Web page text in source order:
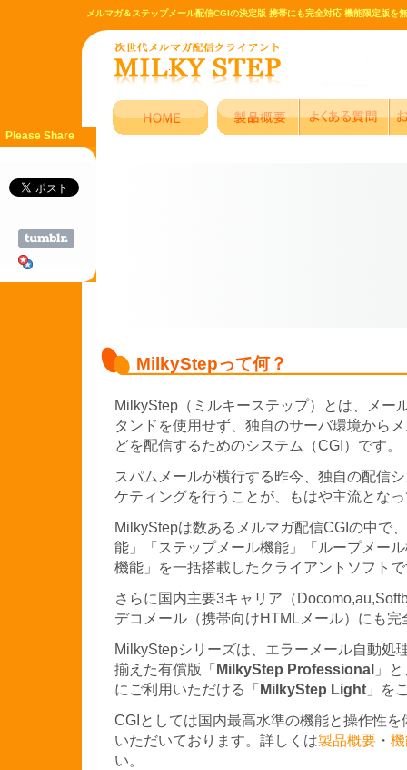
メルマガ＆ステップメール配信CGIの決定版 携帯にも完全対応 機能限定版を
MilkyStepって何？
MilkyStep（ミルキーステップ）とは、メー
タンドを使用せず、独自のサーバ環境から
どを配信するためのシステム（CGI）です。
スパムメールが横行する昨今、独自の配信
ケティングを行うことが、もはや主流とな
MilkyStepは数あるメルマガ配信CGIの中で、
能」「ステップメール機能」「ループメー
機能」を一括搭載したクライアントソフト
さらに国内主要3キャリア（
デコメール（携帯向けHTMLメール）にも
MilkyStepシリーズは、エラーメール自動処
揃えた有償版「 MilkyStep Professional 」
にご利用いただける「 MilkyStep Light 」を
CGIとしては国内最高水準の機能と操作性
いただいております。詳しくは製品概要 ・
い。
Please Share